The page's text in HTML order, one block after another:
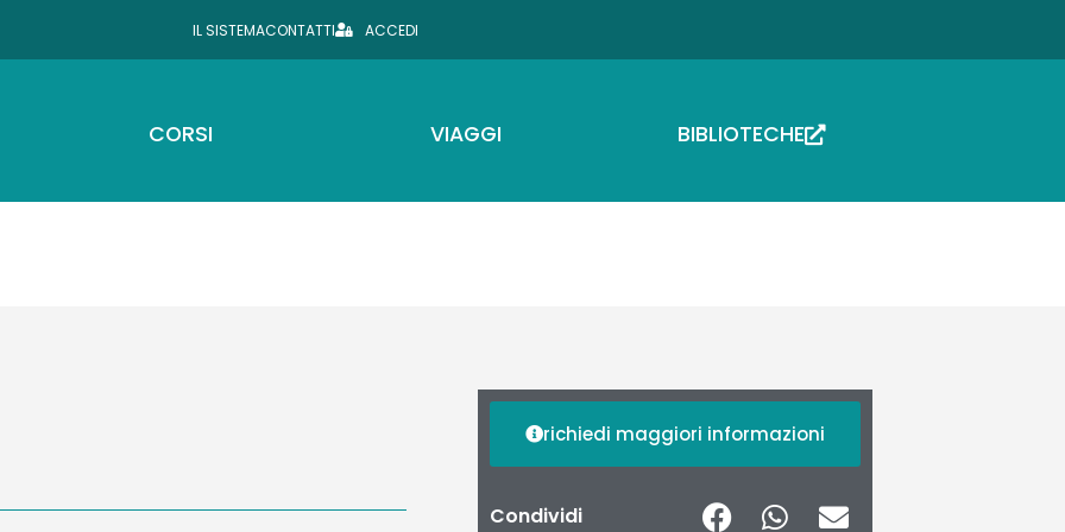
IL SISTEMACONTATTI ACCEDI
CORSI VIAGGI BIBLIOTECHE
richiedi maggiori informazioni
Condividi